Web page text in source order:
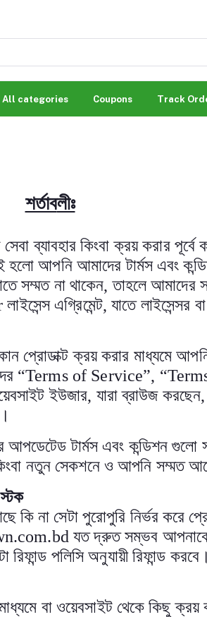
All categories Coupons Track
শর্তাবলীঃ
ব্যাবহার কিংবা ক্রয় করার
হলো আপনি আমাদের টার্মস এবং
সম্মত না থাকেন,তাহলে আমাদের
লাইসেন্স এগ্রিমেন্ট,যাতে লাইসেন্সর
প্রোডাক্ট ক্রয় করার মাধ্যমে
“Terms of Service”, “
ইউজার, যারা ব্রাউজ করছেন,
টার্মস এবং কন্ডিশন গুলো
নতুন সেকশনে ও আপনি সম্মত
কি না সেটা পুরোপুরি নির্ভর করে
যত দ্রুত সম্ভব আপনাকে
পলিসি অনুযায়ী রিফান্ড
বা ওয়েবসাইট থেকে কিছু ক্রয়